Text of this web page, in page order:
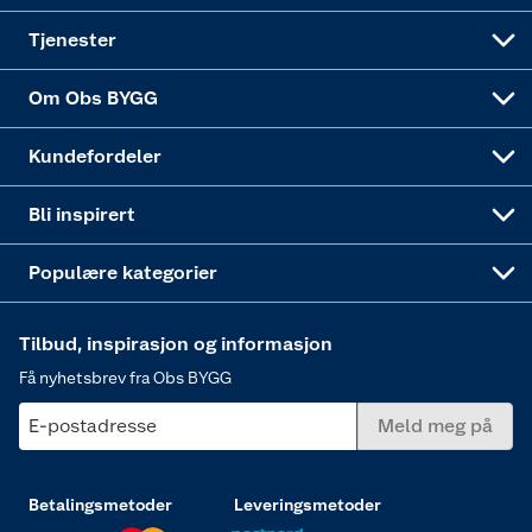
Tjenester
Om Obs BYGG
Kundefordeler
Bli inspirert
Populære kategorier
Tilbud, inspirasjon og informasjon
Få nyhetsbrev fra Obs BYGG
E-postadresse Meld meg på
Betalingsmetoder Leveringsmetoder